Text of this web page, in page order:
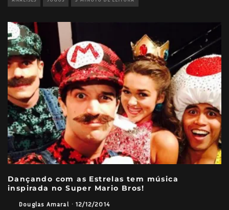
Dançando com as Estrelas tem música
inspirada no Super Mario Bros!
Douglas Amaral · 12/12/2014